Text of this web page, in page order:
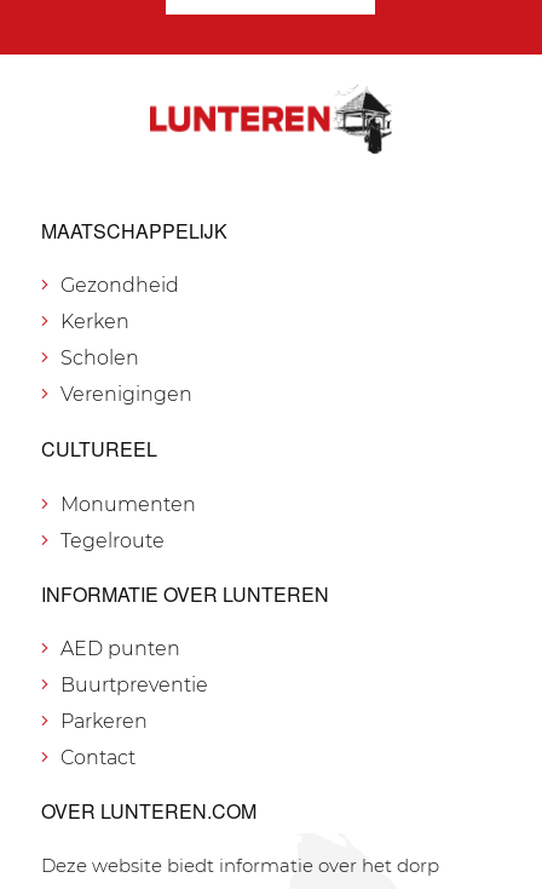
MAATSCHAPPELIJK
Gezondheid
Kerken
Scholen
Verenigingen
CULTUREEL
Monumenten
Tegelroute
INFORMATIE OVER LUNTEREN
AED punten
Buurtpreventie
Parkeren
Contact
OVER LUNTEREN.COM
Deze website biedt informatie over het dorp